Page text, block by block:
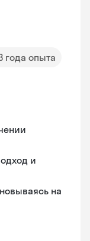
года опыта
и
на